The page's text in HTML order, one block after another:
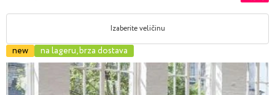
Izaberite veličinu
new na lageru, brza dostava